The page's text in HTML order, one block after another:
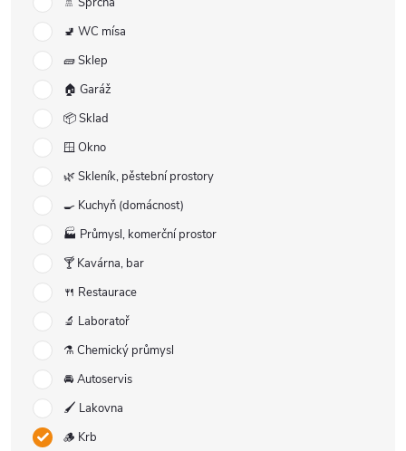
🚽 WC mísa
🧱 Sklep
🏠 Garáž
📦 Sklad
🪟 Okno
🌿 Skleník, pěstební prostory
🍳 Kuchyň (domácnost)
🏭 Průmysl, komerční prostor
🍸 Kavárna, bar
🍴 Restaurace
🔬 Laboratoř
⚗️ Chemický průmysl
🚘 Autoservis
🖌️ Lakovna
🪵 Krb